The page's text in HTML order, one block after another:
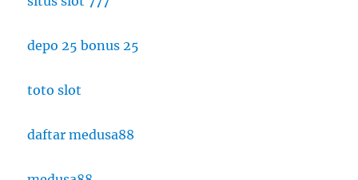
depo 25 bonus 25
toto slot
daftar medusa88